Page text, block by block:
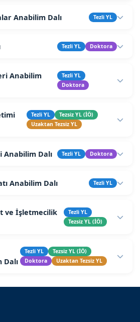
Anabilim Dalı Tezli YL
Tezli YL Doktora
Anabilim
Tezli YL
Doktora
Tezli YL
Tezsiz YL (İÖ)
Uzaktan Tezsiz YL
Dalı Tezli YL Doktora
Anabilim Dalı Tezli YL
ve İşletmecilik
Tezli YL
Tezsiz YL (İÖ)
Tezli YL
Tezsiz YL (İÖ)
Doktora
Uzaktan Tezsiz YL